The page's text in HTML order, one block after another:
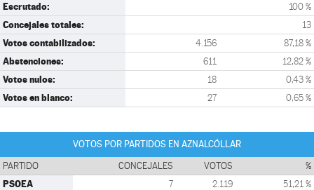
Escrutado: 100 %
Concejales totales: 13
Votos contabilizados: 4.156 87,18 %
Abstenciones: 611 12,82 %
Votos nulos: 18 0,43 %
Votos en blanco: 27 0,65 %
VOTOS POR PARTIDOS EN AZNALCÓLLAR
PARTIDO CONCEJALES VOTOS %
PSOEA 7 2.119 51,21 %